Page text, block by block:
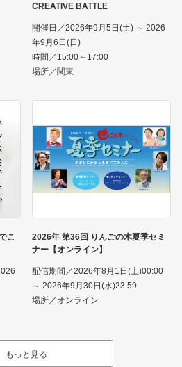
CREATIVE BATTLE
開催日／2026年9月5日(土) ～ 2026
年9月6日(日)
時間／15:00～17:00
場所／関東
こ
2026年 第36回 りんごの木夏季セミ
ナー【オンライン】
配信期間／2026年8月1日(土)00:00
～ 2026年9月30日(水)23:59
場所／オンライン
もっと見る